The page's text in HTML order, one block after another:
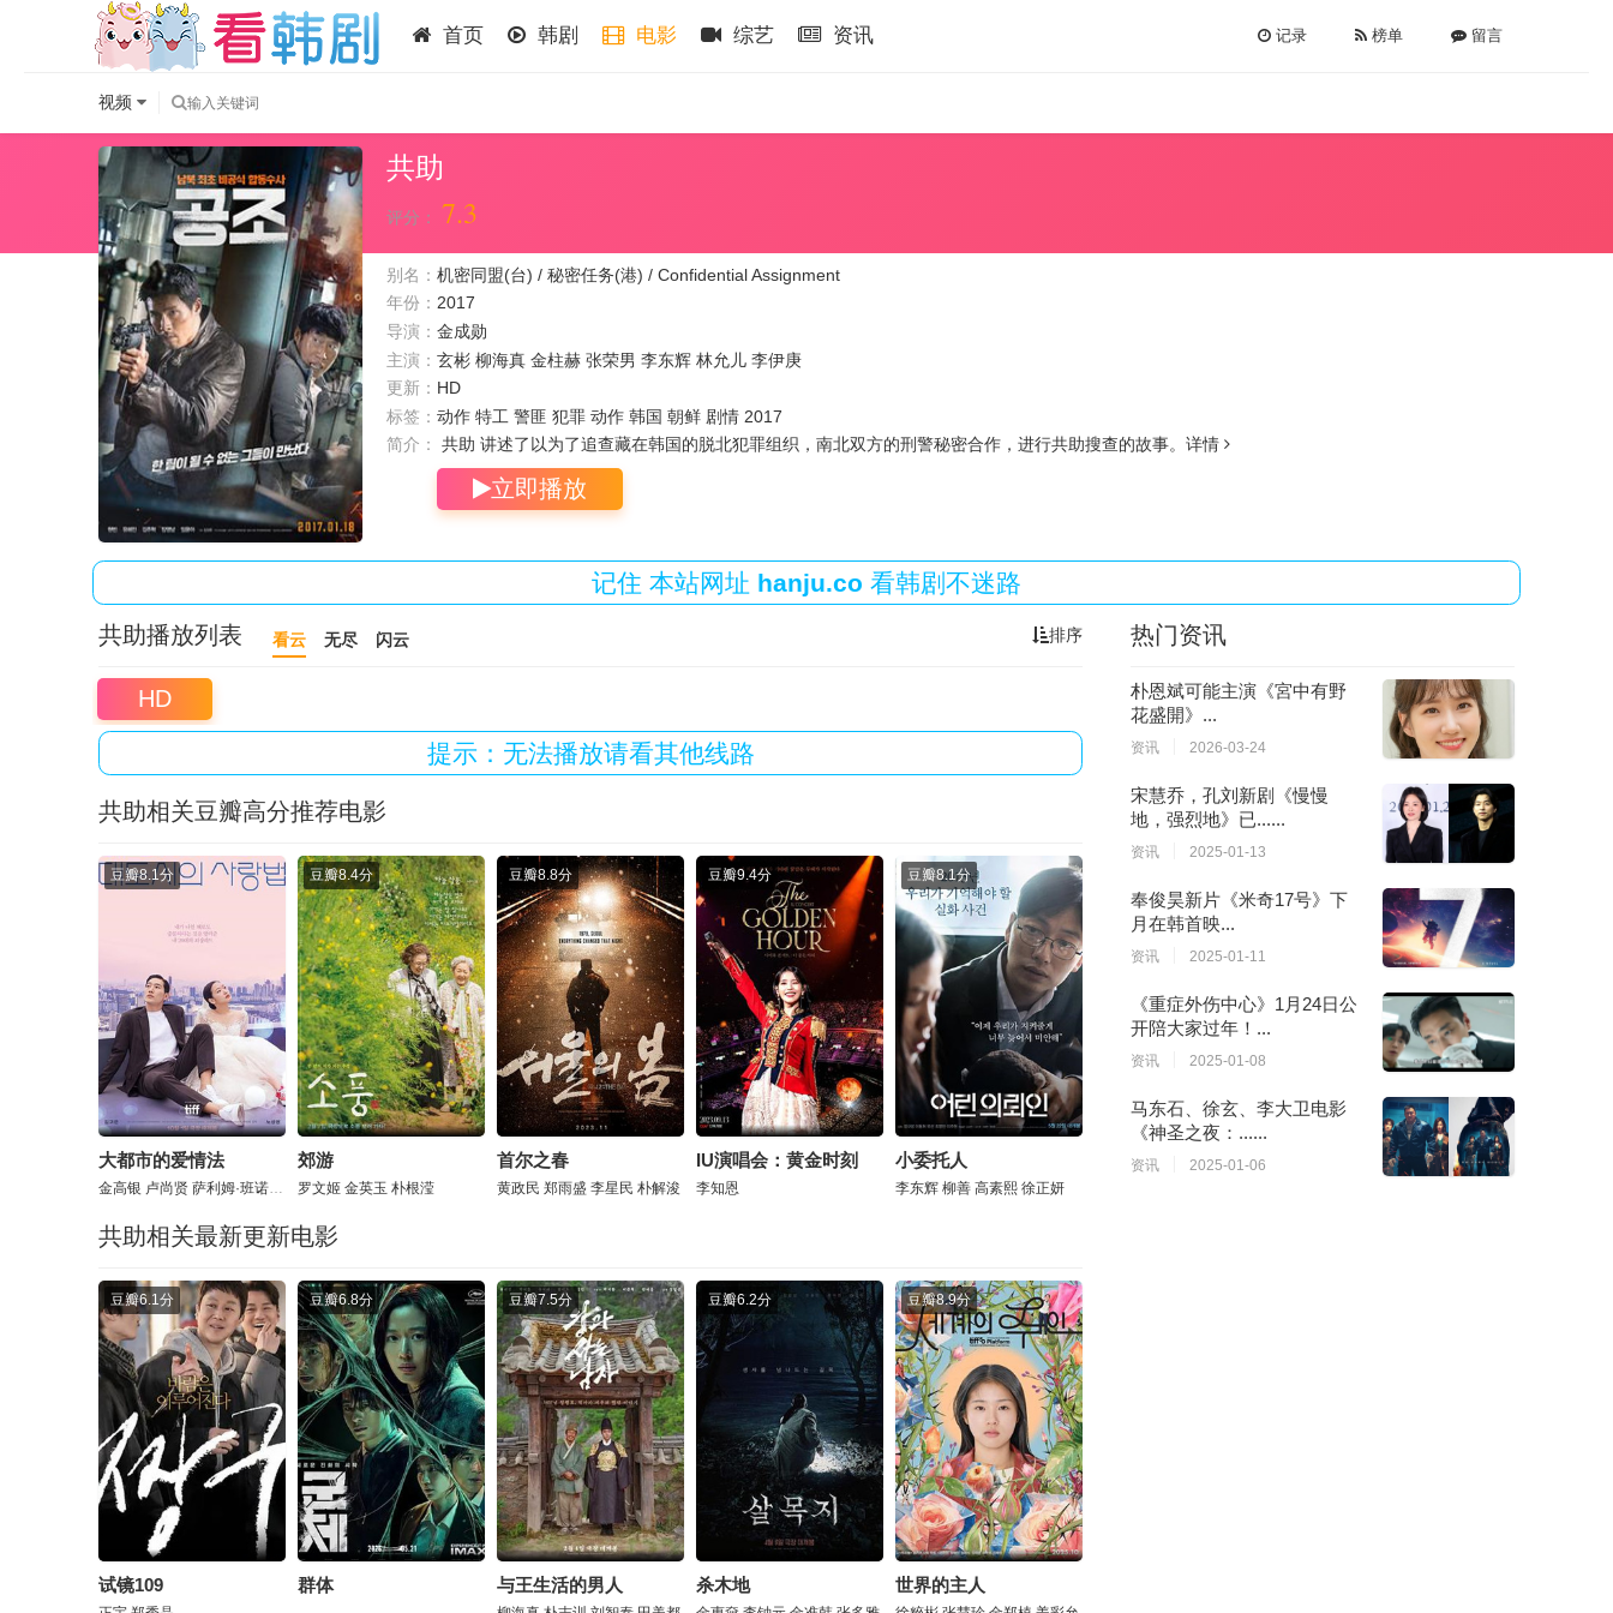
首页 韩剧 电影 综艺 资讯 记录 榜单 留言
视频
共助
评分： 7.3
别名： 机密同盟(台) / 秘密任务(港) / Confidential Assignment
年份： 2017
导演： 金成勋
主演： 玄彬 柳海真 金柱赫 张荣男 李东辉 林允儿 李伊庚
更新： HD
标签： 动作 特工 警匪 犯罪 动作 韩国 朝鲜 剧情 2017
简介：
共助 讲述了以为了追查藏在韩国的脱北犯罪组织，南北双方的刑警秘密合作，进行共助搜查的故事。 详情
立即播放
记住 本站网址 hanju.co 看韩剧不迷路
排序
共助播放列表 看云 无尽 闪云
HD
提示：无法播放请看其他线路
共助相关豆瓣高分推荐电影
豆瓣8.1分
大都市的爱情法
金高银 卢尚贤 萨利姆·班诺特
豆瓣8.4分
郊游
罗文姬 金英玉 朴根滢
豆瓣8.8分
首尔之春
黄政民 郑雨盛 李星民 朴解浚
豆瓣9.4分
IU演唱会：黄金时刻
李知恩
豆瓣8.1分
小委托人
李东辉 柳善 高素熙 徐正妍
共助相关最新更新电影
豆瓣6.1分
试镜109
豆瓣6.8分
群体
豆瓣7.5分
与王生活的男人
豆瓣6.2分
杀木地
豆瓣8.9分
世界的主人
热门资讯
朴恩斌可能主演《宮中有野
花盛開》...
资讯 2026-03-24
宋慧乔，孔刘新剧《慢慢
地，强烈地》已......
资讯 2025-01-13
奉俊昊新片《米奇17号》下
月在韩首映...
资讯 2025-01-11
《重症外伤中心》1月24日公
开陪大家过年！...
资讯 2025-01-08
马东石、徐玄、李大卫电影
《神圣之夜：......
资讯 2025-01-06